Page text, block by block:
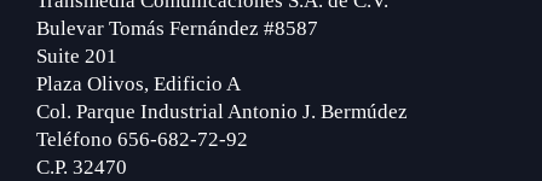
Bulevar Tomás Fernández #8587
Suite 201
Plaza Olivos, Edificio A
Col. Parque Industrial Antonio J. Bermúdez
Teléfono 656-682-72-92
C.P. 32470